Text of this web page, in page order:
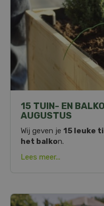
15 TUIN- EN
AUGUSTUS
Wij geven je 15 leuke
het balkon.
Lees meer...